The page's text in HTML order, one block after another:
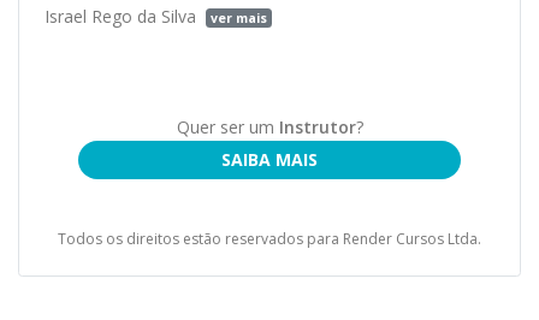
Israel Rego da Silva ver mais
Quer ser um Instrutor?
SAIBA MAIS
Todos os direitos estão reservados para Render Cursos Ltda.